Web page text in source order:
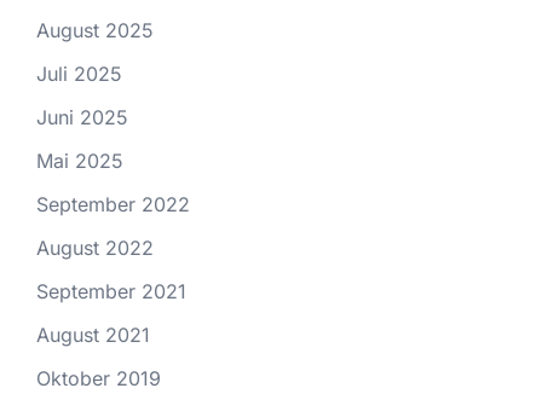
August 2025
Juli 2025
Juni 2025
Mai 2025
September 2022
August 2022
September 2021
August 2021
Oktober 2019